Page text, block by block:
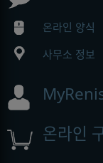
온라인 양식
사무소 정보
온라인